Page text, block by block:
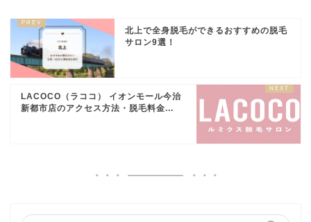
北上で全身脱毛ができるおすすめの脱毛
サロン9選！
LACOCO（ラココ） イオンモール今治
新都市店のアクセス方法・脱毛料金...